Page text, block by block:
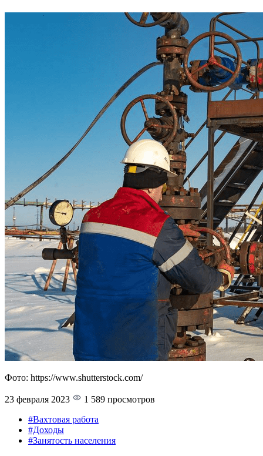
Фото: https://www.shutterstock.com/
23 февраля 2023
1 589 просмотров
#Вахтовая работа
#Доходы
#Занятость населения